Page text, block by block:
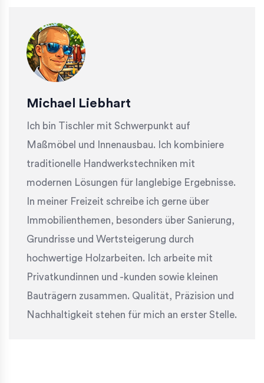
Michael Liebhart
Ich bin Tischler mit Schwerpunkt auf
Maßmöbel und Innenausbau. Ich kombiniere
traditionelle Handwerkstechniken mit
modernen Lösungen für langlebige Ergebnisse.
In meiner Freizeit schreibe ich gerne über
Immobilienthemen, besonders über Sanierung,
Grundrisse und Wertsteigerung durch
hochwertige Holzarbeiten. Ich arbeite mit
Privatkundinnen und -kunden sowie kleinen
Bauträgern zusammen. Qualität, Präzision und
Nachhaltigkeit stehen für mich an erster Stelle.